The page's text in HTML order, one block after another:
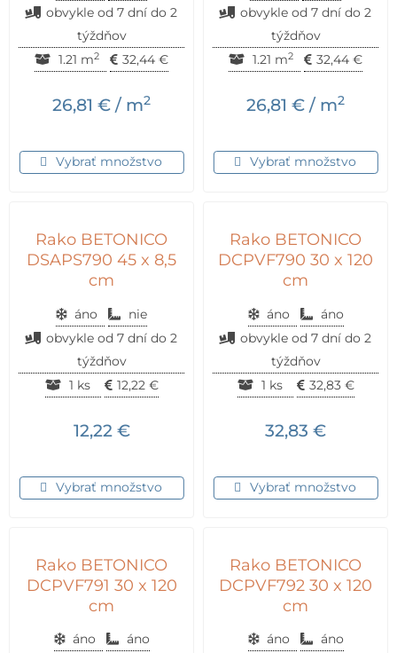
obvykle od 7 dní do 2
týždňov
1.21 m2 32,44 €
26,81 € / m2
Vybrať množstvo
obvykle od 7 dní do 2
týždňov
1.21 m2 32,44 €
26,81 € / m2
Vybrať množstvo
Rako BETONICO
DSAPS790 45 x 8,5
cm
áno
nie
obvykle od 7 dní do 2
týždňov
1 ks
12,22 €
12,22 €
Vybrať množstvo
Rako BETONICO
DCPVF790 30 x 120
cm
áno
áno
obvykle od 7 dní do 2
týždňov
1 ks
32,83 €
32,83 €
Vybrať množstvo
Rako BETONICO
DCPVF791 30 x 120
cm
áno
áno
Rako BETONICO
DCPVF792 30 x 120
cm
áno
áno